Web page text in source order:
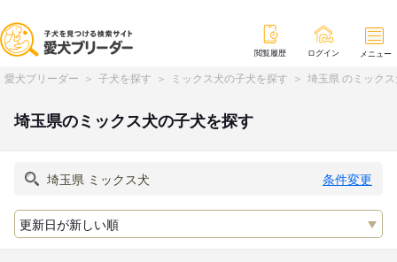
閲覧履歴 ログイン メニュー
愛犬ブリーダー 子犬を探す ミックス犬の子犬を探す 埼玉県 のミック
埼玉県のミックス犬の子犬を探す
条件変更